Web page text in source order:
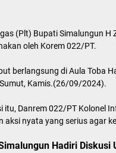
(Plt) Bupati Simalungun H
oleh Korem 022/PT.
berlangsung di Aula Toba
Kamis.(26/09/2024).
itu, Danrem 022/PT Kolonel
aksi nyata yang serius agar
Hadiri Diskusi